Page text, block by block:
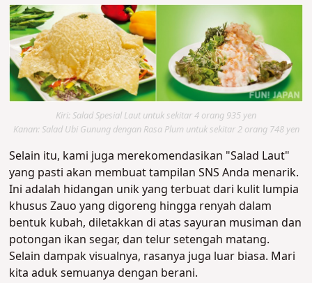
Kiri: Salad Spesial Laut untuk sekitar 4 orang 935 yen
Kanan: Salad Ubi Gunung dengan Rasa Plum untuk sekitar 2 orang 748 yen
Selain itu, kami juga merekomendasikan "Salad Laut"
yang pasti akan membuat tampilan SNS Anda menarik.
Ini adalah hidangan unik yang terbuat dari kulit lumpia
khusus Zauo yang digoreng hingga renyah dalam
bentuk kubah, diletakkan di atas sayuran musiman dan
potongan ikan segar, dan telur setengah matang.
Selain dampak visualnya, rasanya juga luar biasa. Mari
kita aduk semuanya dengan berani.